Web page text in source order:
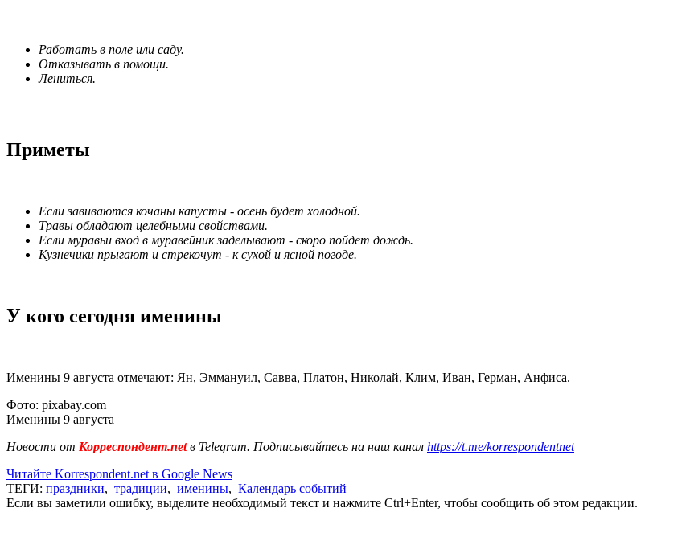
Работать в поле или саду.
Отказывать в помощи.
Лениться.
Приметы
Если завиваются кочаны капусты - осень будет холодной.
Травы обладают целебными свойствами.
Если муравьи вход в муравейник заделывают - скоро пойдет дождь.
Кузнечики прыгают и стрекочут - к сухой и ясной погоде.
У кого сегодня именины
Именины 9 августа отмечают: Ян, Эммануил, Савва, Платон, Николай, Клим, Иван, Герман, Анфиса.
Фото: pixabay.com
Именины 9 августа
Новости от Корреспондент.netв Telegram. Подписывайтесь на наш канал https://t.me/korrespondentnet
Читайте Korrespondent.net в Google News
ТЕГИ: праздники, традиции, именины, Календарь событий
Если вы заметили ошибку, выделите необходимый текст и нажмите Ctrl+Enter, чтобы сообщить об этом редакции.